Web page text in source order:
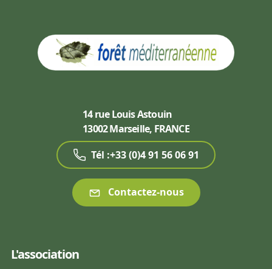
14 rue Louis Astouin
13002 Marseille, FRANCE
Tél :+33 (0)4 91 56 06 91
Contactez-nous
L'association